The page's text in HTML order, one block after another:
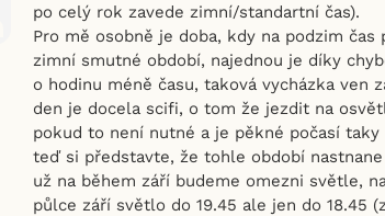
po celý rok zavede zimní/standartní čas).
Pro mě osobně je doba, kdy na podzim čas
zimní smutné období, najednou je díky
o hodinu méně času, taková vycházka ven
den je docela scifi, o tom že jezdit na
pokud to není nutné a je pěkné počasí taky
teď si představte, že tohle období
už na během září budeme omezni světle,
půlce září světlo do 19.45 ale jen do 18.45